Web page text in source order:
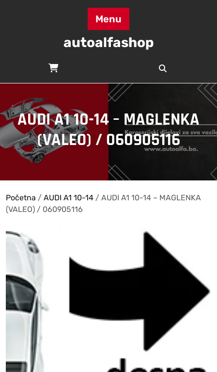
Menu
autoalfashop
AUDI A1 10-14 – MAGLENKA
(VALEO) / 060905116
Početna / AUDI A1 10-14 / AUDI A1 10-14 – MAGLENKA
(VALEO) / 060905116